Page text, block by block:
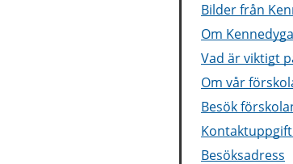
Bilder från
Om
Vad är viktigt
Om vår
Besök
Besöksadress